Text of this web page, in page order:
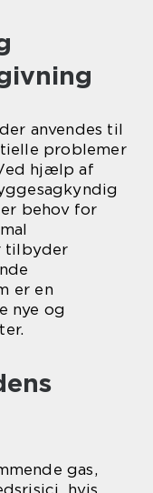
anvendes til
problemer
hjælp af
behov for
tilbyder
er en
nye og
gas,